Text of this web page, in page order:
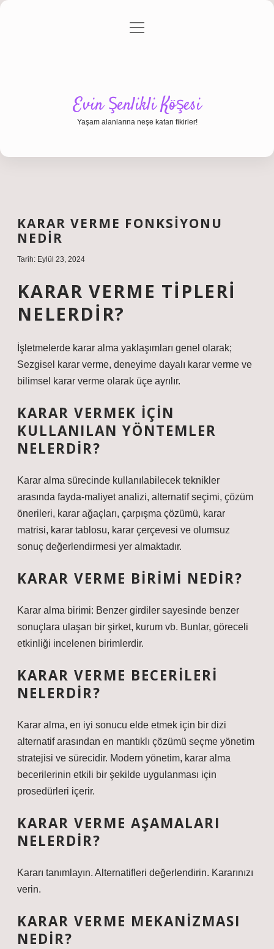
Gizlilik Politikası
menüyü
Evin Şenlikli Köşesi
Yaşam alanlarına neşe katan fikirler!
KARAR VERME FONKSIYONU
NEDIR
Tarih: Eylül 23, 2024
KARAR VERME TIPLERI
NELERDIR?
İşletmelerde karar alma yaklaşımları genel olarak;
Sezgisel karar verme, deneyime dayalı karar verme ve
bilimsel karar verme olarak üçe ayrılır.
KARAR VERMEK IÇIN
KULLANILAN YÖNTEMLER
NELERDIR?
Karar alma sürecinde kullanılabilecek teknikler
arasında fayda-maliyet analizi, alternatif seçimi, çözüm
önerileri, karar ağaçları, çarpışma çözümü, karar
matrisi, karar tablosu, karar çerçevesi ve olumsuz
sonuç değerlendirmesi yer almaktadır.
KARAR VERME BIRIMI NEDIR?
Karar alma birimi: Benzer girdiler sayesinde benzer
sonuçlara ulaşan bir şirket, kurum vb. Bunlar, göreceli
etkinliği incelenen birimlerdir.
KARAR VERME BECERILERI
NELERDIR?
Karar alma, en iyi sonucu elde etmek için bir dizi
alternatif arasından en mantıklı çözümü seçme yönetim
stratejisi ve sürecidir. Modern yönetim, karar alma
becerilerinin etkili bir şekilde uygulanması için
prosedürleri içerir.
KARAR VERME AŞAMALARI
NELERDIR?
Kararı tanımlayın. Alternatifleri değerlendirin. Kararınızı
verin.
KARAR VERME MEKANIZMASI
NEDIR?